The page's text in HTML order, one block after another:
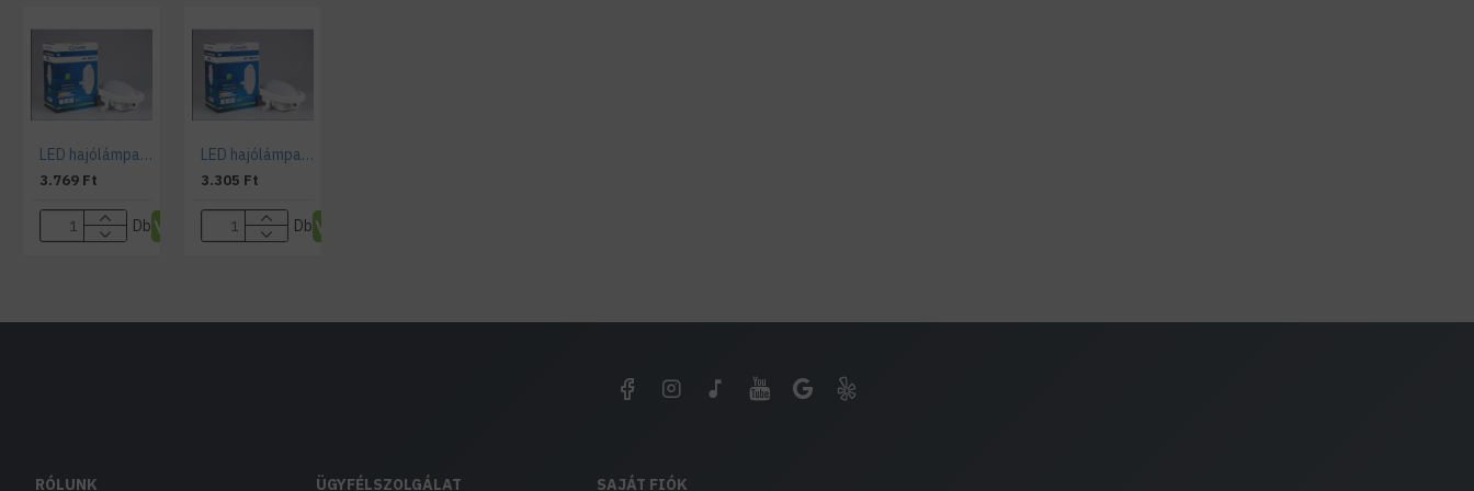
LED hajólámpa , 12W , falon kívüli , ovális , természetes fehér , IP54
3.769 Ft
Db
LED hajólámpa , 6 Watt , falon kívüli , ovális , természetes fehér , IP54
3.305 Ft
Db
RÓLUNK ÜGYFÉLSZOLGÁLAT SAJÁT FIÓK